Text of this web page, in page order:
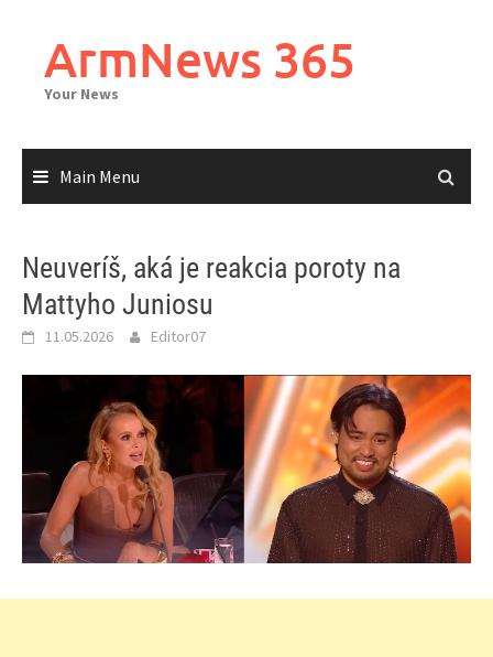
contentArmNews 365
Your News
Main Menu
Neuveríš, aká je reakcia poroty na
Mattyho Juniosu
11.05.2026 Editor07